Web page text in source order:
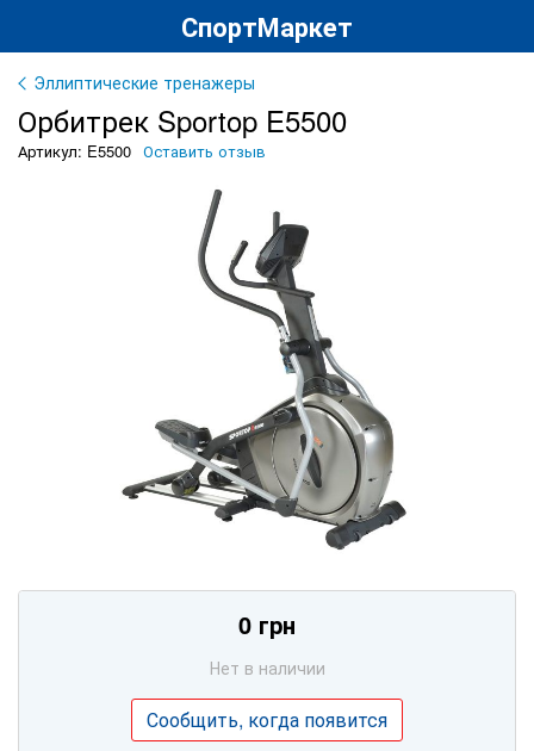
СпортМаркет
Эллиптические тренажеры
Орбитрек Sportop E5500
Артикул: E5500 Оставить отзыв
0 грн
Нет в наличии
Сообщить, когда появится